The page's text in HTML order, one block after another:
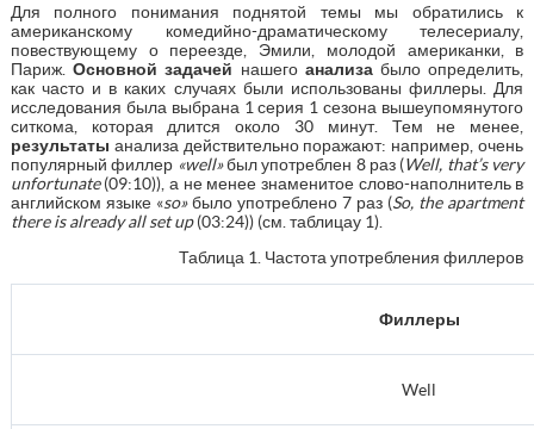
Для полного понимания поднятой темы мы обратились к
американскому комедийно-драматическому телесериалу,
повествующему о переезде, Эмили, молодой американки, в
Париж. Основной задачей нашего анализабыло определить,
как часто и в каких случаях были использованы филлеры. Для
исследования была выбрана 1 серия 1 сезона вышеупомянутого
ситкома, которая длится около 30 минут. Тем не менее,
результаты анализа действительно поражают: например, очень
популярный филлер «well»был употреблен 8 раз (Well, that’s very
unfortunate(09:10)), а не менее знаменитое слово-наполнитель в
английском языке «so»было употреблено 7 раз (So, the apartment
there is already all set up(03:24)) (см. таблицау 1).
Таблица 1. Частота употребления филлеров
Филлеры
Well